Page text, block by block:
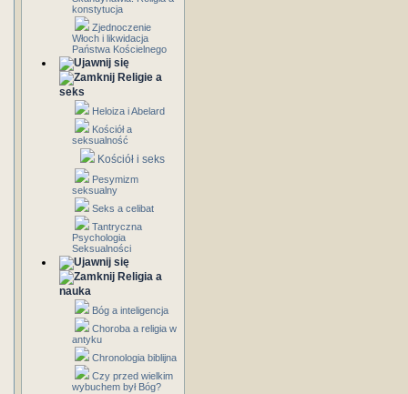
konstytucja
Zjednoczenie
Włoch i likwidacja
Państwa Kościelnego
Religie a
seks
Heloiza i Abelard
Kościół a
seksualność
Kościół i seks
Pesymizm
seksualny
Seks a celibat
Tantryczna
Psychologia
Seksualności
Religia a
nauka
Bóg a inteligencja
Choroba a religia w
antyku
Chronologia biblijna
Czy przed wielkim
wybuchem był Bóg?